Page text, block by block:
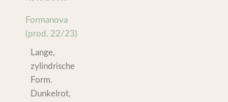
Formanova
(prod. 22/23)
Lange,
zylindrische
Form.
Dunkelrot,